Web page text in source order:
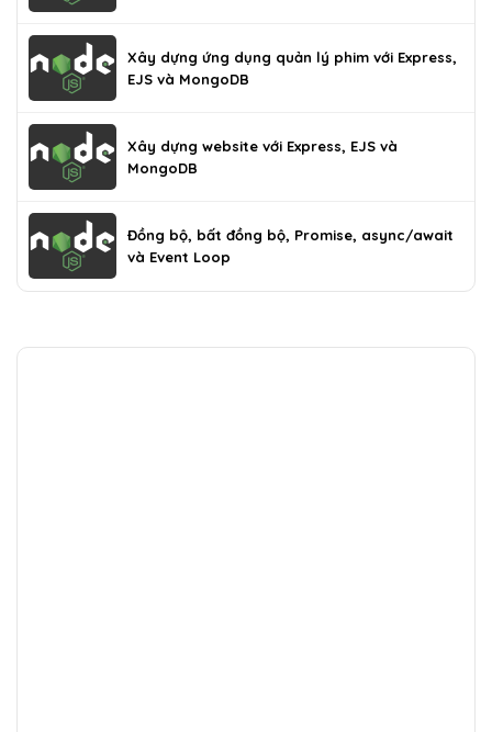
Xây dựng ứng dụng quản lý phim với Express,
EJS và MongoDB
Xây dựng website với Express, EJS và
MongoDB
Đồng bộ, bất đồng bộ, Promise, async/await
và Event Loop